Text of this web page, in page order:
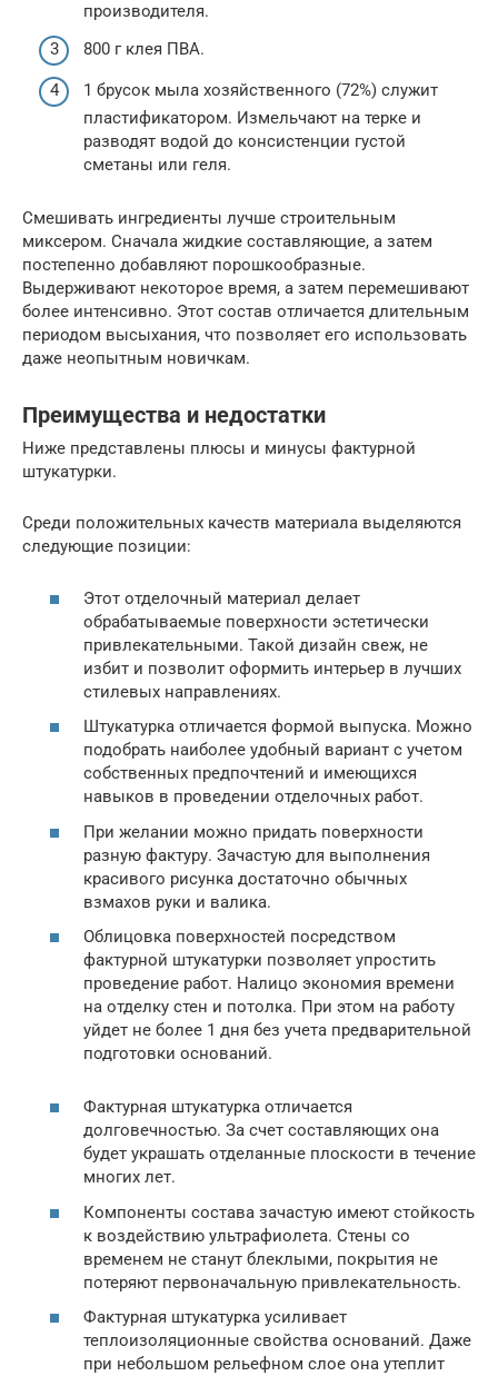
производителя.
800 г клея ПВА.
1 брусок мыла хозяйственного (72%) служит
пластификатором. Измельчают на терке и
разводят водой до консистенции густой
сметаны или геля.
Смешивать ингредиенты лучше строительным
миксером. Сначала жидкие составляющие, а затем
постепенно добавляют порошкообразные.
Выдерживают некоторое время, а затем перемешивают
более интенсивно. Этот состав отличается длительным
периодом высыхания, что позволяет его использовать
даже неопытным новичкам.
Преимущества и недостатки
Ниже представлены плюсы и минусы фактурной
штукатурки.
Среди положительных качеств материала выделяются
следующие позиции:
Этот отделочный материал делает
обрабатываемые поверхности эстетически
привлекательными. Такой дизайн свеж, не
избит и позволит оформить интерьер в лучших
стилевых направлениях.
Штукатурка отличается формой выпуска. Можно
подобрать наиболее удобный вариант с учетом
собственных предпочтений и имеющихся
навыков в проведении отделочных работ.
При желании можно придать поверхности
разную фактуру. Зачастую для выполнения
красивого рисунка достаточно обычных
взмахов руки и валика.
Облицовка поверхностей посредством
фактурной штукатурки позволяет упростить
проведение работ. Налицо экономия времени
на отделку стен и потолка. При этом на работу
уйдет не более 1 дня без учета предварительной
подготовки оснований.
Фактурная штукатурка отличается
долговечностью. За счет составляющих она
будет украшать отделанные плоскости в течение
многих лет.
Компоненты состава зачастую имеют стойкость
к воздействию ультрафиолета. Стены со
временем не станут блеклыми, покрытия не
потеряют первоначальную привлекательность.
Фактурная штукатурка усиливает
теплоизоляционные свойства оснований. Даже
при небольшом рельефном слое она утеплит